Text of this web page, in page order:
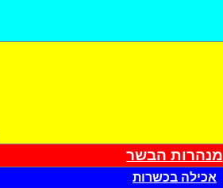
מנהרות הבשר
אכילה בכשרות